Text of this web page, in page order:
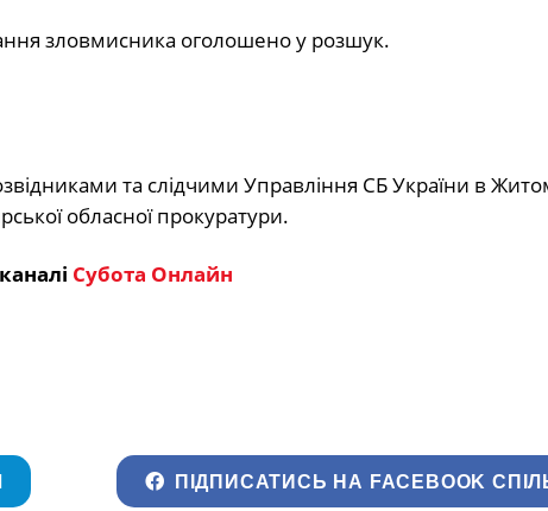
зловмисника оголошено у розшук.
та слідчими Управління СБ України в
обласної прокуратури.
Субота Онлайн
ПІДПИСАТИСЬ НА FACEBOOK